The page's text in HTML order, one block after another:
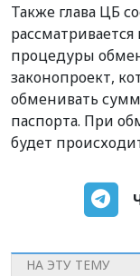
Также глава ЦБ
процедуры
законопроект,
обменивать
паспорта. При
будет
НА ЭТУ ТЕМУ